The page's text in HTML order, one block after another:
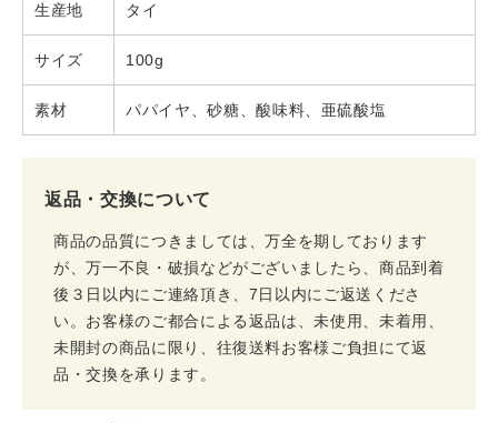
生産地 タイ
サイズ 100g
素材 パパイヤ、砂糖、酸味料、亜硫酸塩
返品・交換について
商品の品質につきましては、万全を期しております
が、万一不良・破損などがございましたら、商品到着
後３日以内にご連絡頂き、7日以内にご返送くださ
い。お客様のご都合による返品は、未使用、未着用、
未開封の商品に限り、往復送料お客様ご負担にて返
品・交換を承ります。